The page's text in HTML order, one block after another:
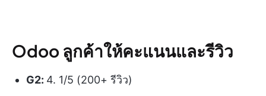
Odoo ลูกค้าให้คะแนนและรีวิว
G2: 4. 1/5 (200+ รีวิว)